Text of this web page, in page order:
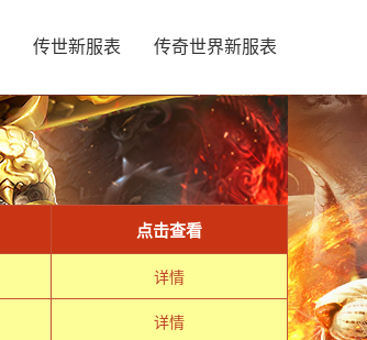
传世新服表 传奇世界新服表
点击查看
详情
详情